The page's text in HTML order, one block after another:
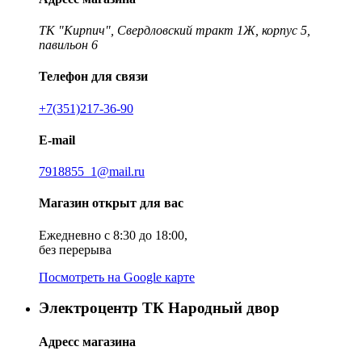
ТК "Кирпич", Свердловский тракт 1Ж, корпус 5,
павильон 6
Телефон для связи
+7(351)217-36-90
E-mail
7918855_1@mail.ru
Магазин открыт для вас
Ежедневно с 8:30 до 18:00,
без перерыва
Посмотреть на Google карте
Электроцентр ТК Народный двор
Адресс магазина